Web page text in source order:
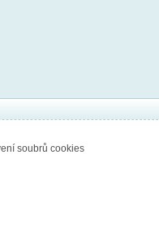
soubrů cookies